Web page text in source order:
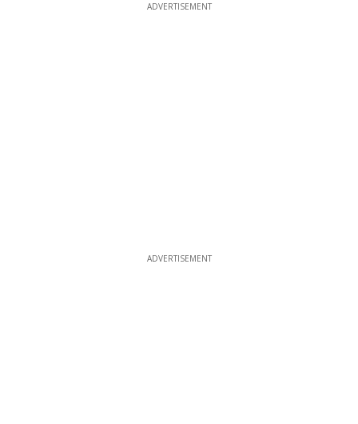
ADVERTISEMENT
ADVERTISEMENT